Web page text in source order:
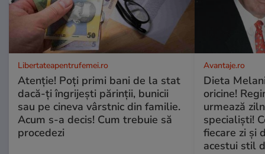
Libertateapentrufemei.ro
Atenție! Poți primi bani de la stat
dacă-ți îngrijești părinții, bunicii
sau pe cineva vârstnic din familie.
Acum s-a decis! Cum trebuie să
procedezi
Avantaje.ro
Dieta
oricine!
urmează
specialiști!
fiecare zi și
acestui stil